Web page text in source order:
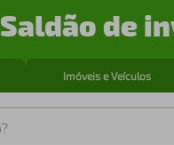
Saldão de
Imóveis e Veículos